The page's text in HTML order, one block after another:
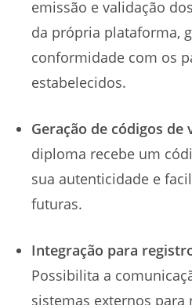
emissão e validação
da própria plataforma,
conformidade com os
estabelecidos.
Geração de códigos de
diploma recebe um
sua autenticidade e
futuras.
Integração para
Possibilita a
sistemas externos para